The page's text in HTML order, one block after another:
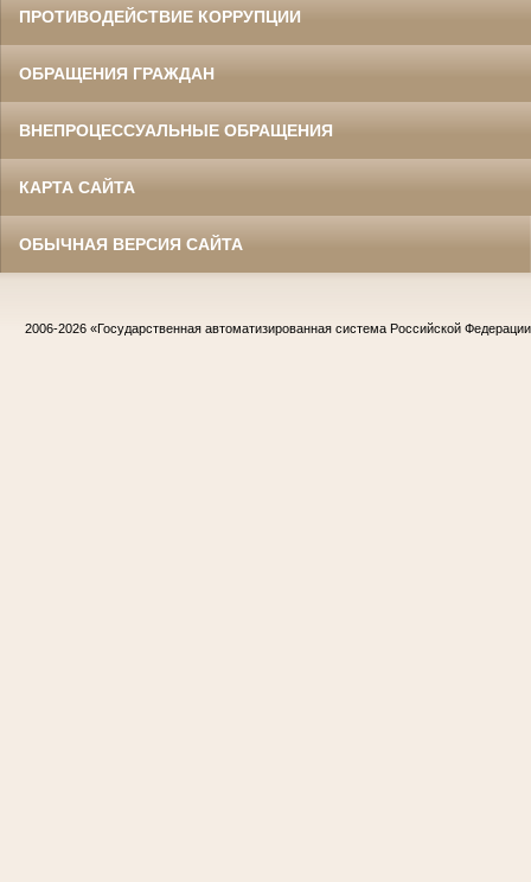
ПРОТИВОДЕЙСТВИЕ КОРРУПЦИИ
ОБРАЩЕНИЯ ГРАЖДАН
ВНЕПРОЦЕССУАЛЬНЫЕ ОБРАЩЕНИЯ
КАРТА САЙТА
ОБЫЧНАЯ ВЕРСИЯ САЙТА
2006-2026 «Государственная автоматизированная система Российской